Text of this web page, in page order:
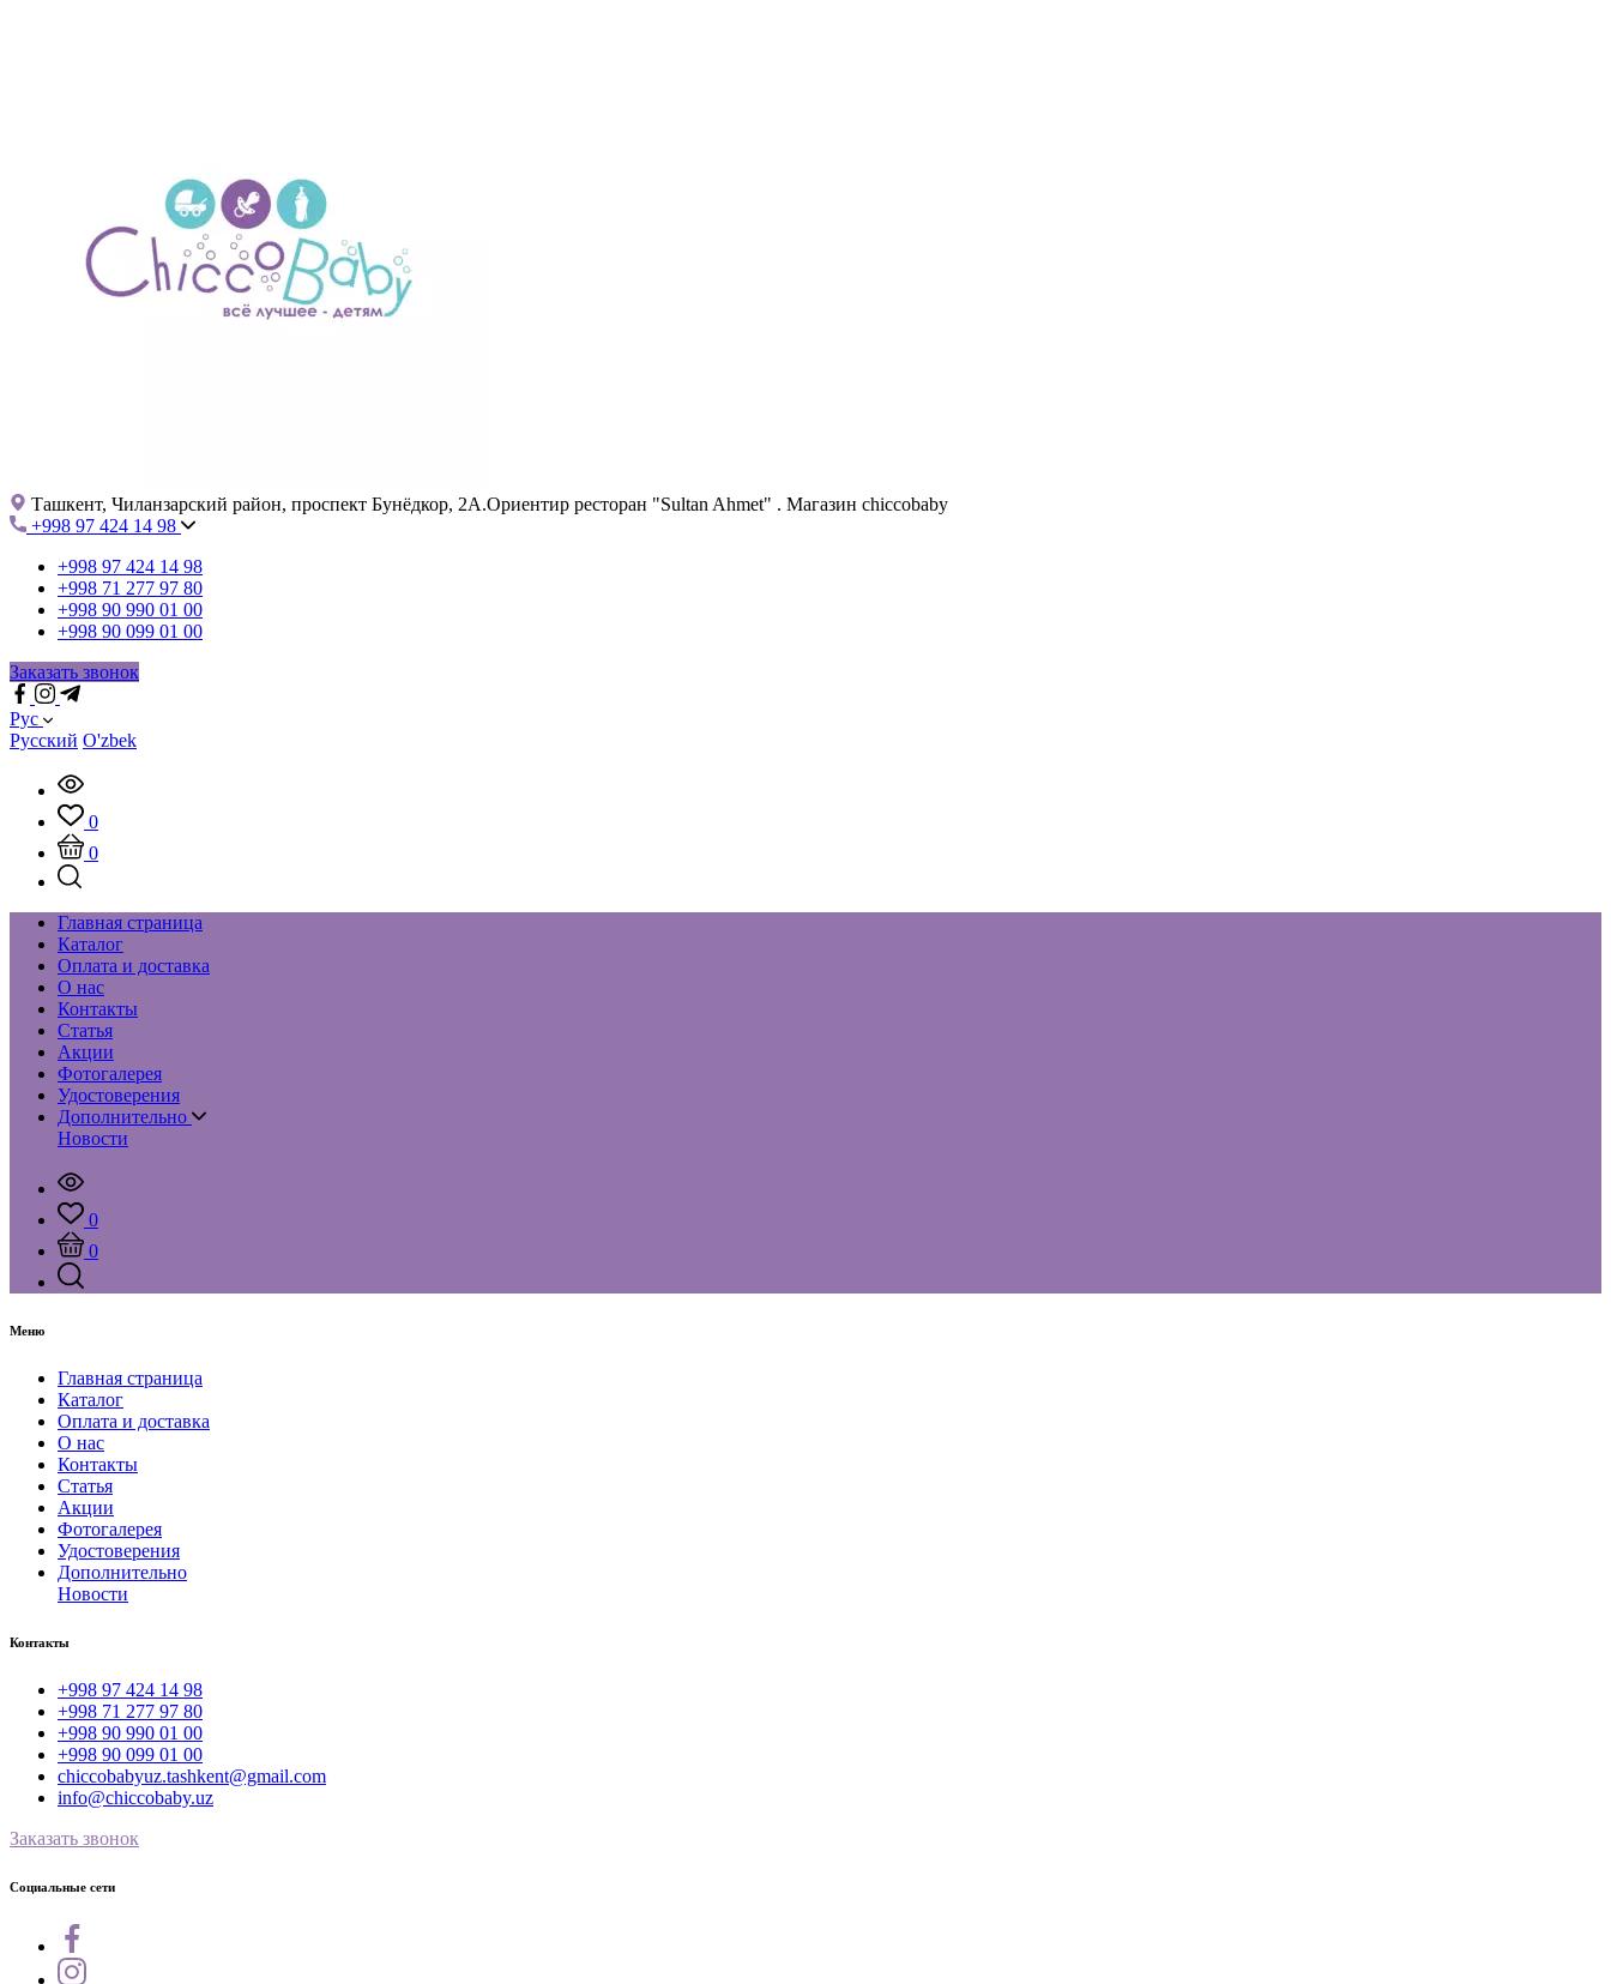
Ташкент, Чиланзарский район, проспект Бунёдкор, 2А.Ориентир ресторан "Sultan Ahmet" . Магазин chiccobaby
+998 97 424 14 98
+998 97 424 14 98
+998 71 277 97 80
+998 90 990 01 00
+998 90 099 01 00
Заказать звонок
Рус
Русский O'zbek
0
0
Главная страница
Каталог
Оплата и доставка
О нас
Контакты
Статья
Акции
Фотогалерея
Удостоверения
Дополнительно
Новости
0
0
Меню
Главная страница
Каталог
Оплата и доставка
О нас
Контакты
Статья
Акции
Фотогалерея
Удостоверения
Дополнительно
Новости
Контакты
+998 97 424 14 98
+998 71 277 97 80
+998 90 990 01 00
+998 90 099 01 00
chiccobabyuz.tashkent@gmail.com
info@chiccobaby.uz
Заказать звонок
Социальные сети